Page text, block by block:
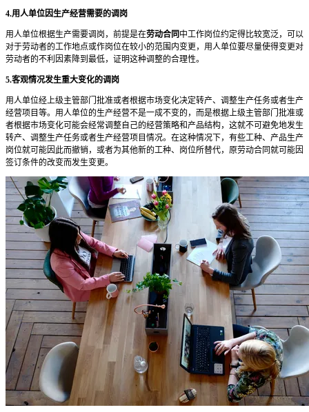
4.用人单位因生产经营需要的调岗
用人单位根据生产需要调岗，前提是在劳动合同 中工作岗位约定得比较宽泛，可以
对于劳动者的工作地点或作岗位在较小的范围内变更，用人单位要尽量使得变更对
劳动者的不利因素降到最低，证明这种调整的合理性。
5.客观情况发生重大变化的调岗
用人单位经上级主管部门批准或者根据市场变化决定转产、调整生产任务或者生产
经营项目等。用人单位的生产经营不是一成不变的，而是根据上级主管部门批准或
者根据市场变化可能会经常调整自己的经营策略和产品结构，这就不可避免地发生
转产、调整生产任务或者生产经营项目情况。在这种情况下，有些工种、产品生产
岗位就可能因此而撤销，或者为其他新的工种、岗位所替代，原劳动合同就可能因
签订条件的改变而发生变更。